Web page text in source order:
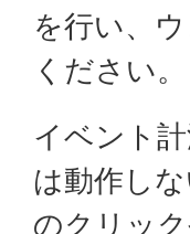
を行い、
ください。
イベント
は動作し
のクリッ